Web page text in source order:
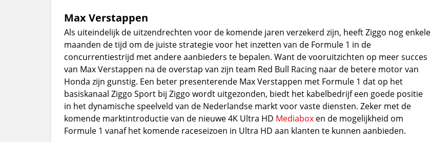
Max Verstappen
Als uiteindelijk de uitzendrechten voor de komende jaren verzekerd zijn, heeft Ziggo nog enkele
maanden de tijd om de juiste strategie voor het inzetten van de Formule 1 in de
concurrentiestrijd met andere aanbieders te bepalen. Want de vooruitzichten op meer succes
van Max Verstappen na de overstap van zijn team Red Bull Racing naar de betere motor van
Honda zijn gunstig. Een beter presenterende Max Verstappen met Formule 1 dat op het
basiskanaal Ziggo Sport bij Ziggo wordt uitgezonden, biedt het kabelbedrijf een goede positie
in het dynamische speelveld van de Nederlandse markt voor vaste diensten. Zeker met de
komende marktintroductie van de nieuwe 4K Ultra HD Mediaboxen de mogelijkheid om
Formule 1 vanaf het komende raceseizoen in Ultra HD aan klanten te kunnen aanbieden.